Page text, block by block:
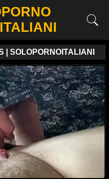
| SOLOPORNOITALIANI